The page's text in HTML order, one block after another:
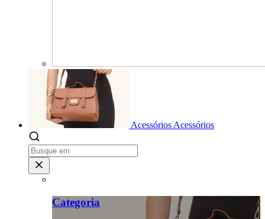
Acessórios Acessórios
Categoria